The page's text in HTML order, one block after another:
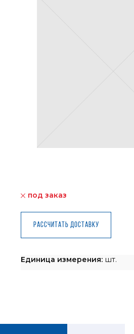
под заказ
Рассчитать доставку
Единица измерения: шт.